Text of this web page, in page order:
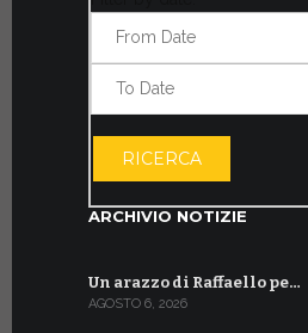
RICERCA
ARCHIVIO NOTIZIE
Un arazzo di Raffaello pe…
AGOSTO 6, 2026